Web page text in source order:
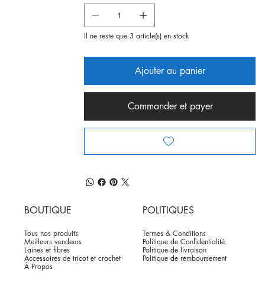
Il ne reste que 3 article(s) en stock
Ajouter au panier
Commander et payer
BOUTIQUE
Tous nos produits
Meilleurs vendeurs
Laines et fibres
Accessoires de tricot et crochet
À Propos
POLITIQUES
Termes & Conditions
Politique de Confidentialité
Politique de livraison
Politique de remboursement